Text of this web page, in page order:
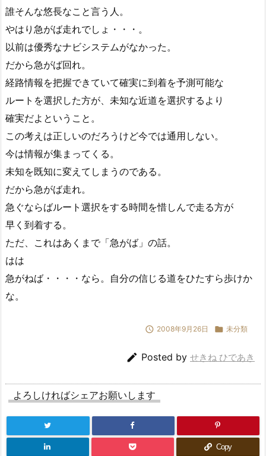
誰そんな悠長なこと言う人。
やはり急がば走れでしょ・・・。
以前は優秀なナビシステムがなかった。
だから急がば回れ。
経路情報を把握できていて確実に到着を予測可能な
ルートを選択した方が、未知な近道を選択するより
確実だよということ。
この考えは正しいのだろうけど今では通用しない。
今は情報が集まってくる。
未知を既知に変えてしまうのである。
だから急がば走れ。
急ぐならばルート選択をする時間を惜しんで走る方が
早く到着する。
ただ、これはあくまで「急がば」の話。
はは
急がねば・・・・なら。自分の信じる道をひたすら歩けか
な。
 2008年9月26日  未分類
 Posted by せきね ひであき
よろしければシェアお願いします
Copy